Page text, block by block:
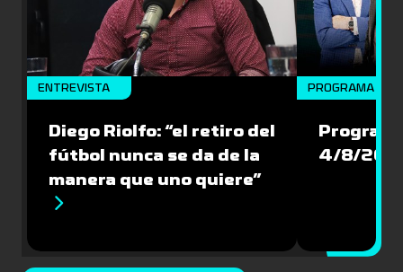
ENTREVISTA
Diego Riolfo: “el retiro del
fútbol nunca se da de la
manera que uno quiere”
PROGRAMA
4/8/